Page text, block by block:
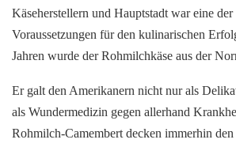
Käseherstellern und Hauptstadt war eine
Voraussetzungen für den kulinarischen
Jahren wurde der Rohmilchkäse aus der
Er galt den Amerikanern nicht nur als
als Wundermedizin gegen allerhand
Rohmilch-Camembert decken immerhin den